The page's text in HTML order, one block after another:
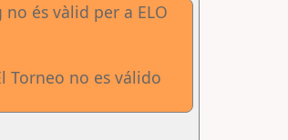
és vàlid per a ELO
Torneo no es válido